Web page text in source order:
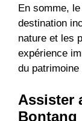
En somme,
destination
nature et les
expérience
du
Assister
Bontang